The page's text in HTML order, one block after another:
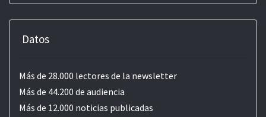
Datos
Más de 28.000 lectores de la newsletter
Más de 44.200 de audiencia
Más de 12.000 noticias publicadas